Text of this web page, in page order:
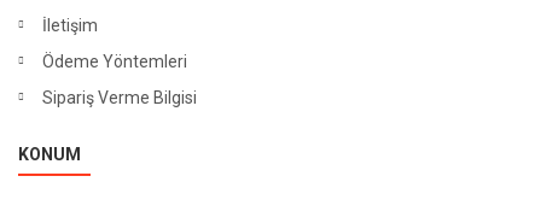
İletişim
Ödeme Yöntemleri
Sipariş Verme Bilgisi
KONUM